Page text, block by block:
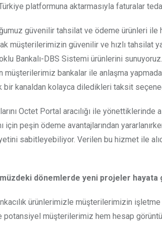
platformuna aktarmasıyla faturalar
güvenilir tahsilat ve ödeme ürünleri ile
müşterilerimizin güvenilir ve hızlı tahsilat
Bankalı-DBS Sistemi ürünlerini
müşterilerimiz bankalar ile anlaşma
kanaldan kolayca diledikleri taksit
Octet Portal aracılığı ile yönettiklerinde
için peşin ödeme avantajlarından
sabitleyebiliyor. Verilen bu hizmet ile
dönemlerde yeni projeler hayata
ürünlerimizle müşterilerimizin
potansiyel müşterilerimiz hem hesap